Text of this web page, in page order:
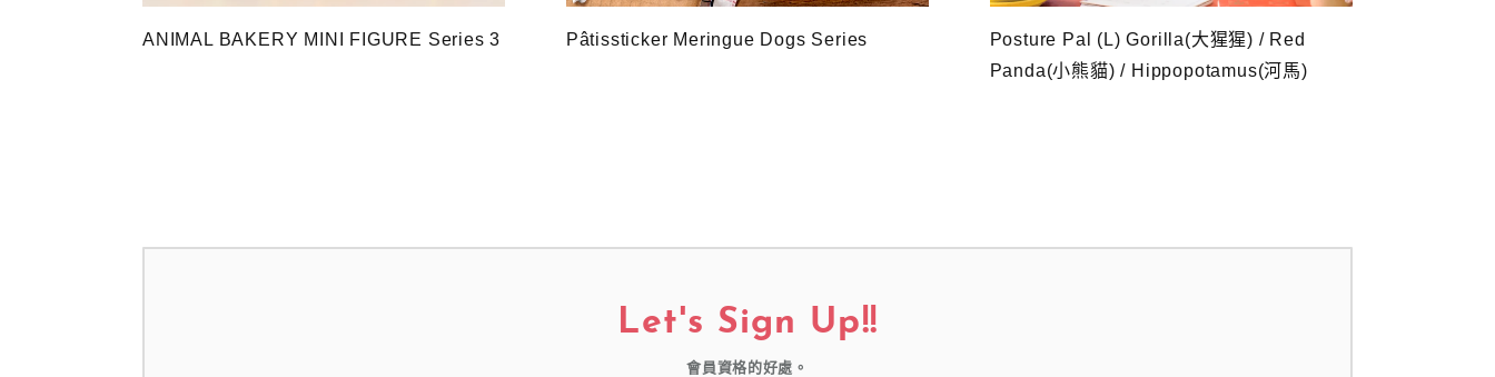
ANIMAL BAKERY MINI FIGURE Series 3 Pâtissticker Meringue Dogs Series
Posture Pal (L) Gorilla(大猩猩) / Red
Panda(小熊貓) / Hippopotamus(河馬)
Let's Sign Up!!
會員資格的好處。